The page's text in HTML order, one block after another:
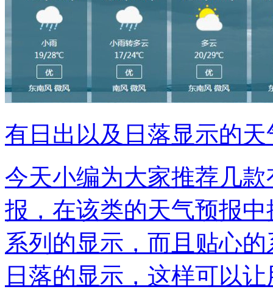
有日出以及日落显示的天
今天小编为大家推荐几
报，在该类的天气预报
系列的显示，而且贴心
日落的显示，这样可以